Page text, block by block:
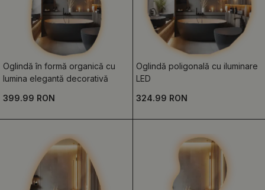
Oglindă în formă organică cu
lumina elegantă decorativă
399.99 RON
Oglindă poligonală cu iluminare
LED
324.99 RON